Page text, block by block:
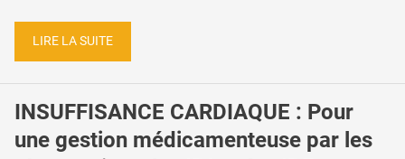
LIRE LA SUITE
INSUFFISANCE CARDIAQUE : Pour
une gestion médicamenteuse par les